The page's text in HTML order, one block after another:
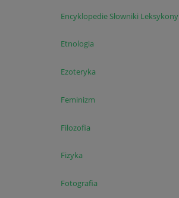
Encyklopedie Słowniki Leksykony
Etnologia
Ezoteryka
Feminizm
Filozofia
Fizyka
Fotografia